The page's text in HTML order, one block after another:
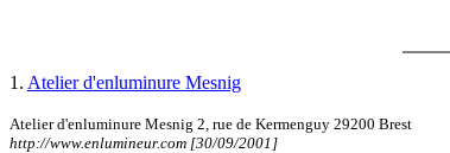
1. Atelier d'enluminure Mesnig
Atelier d'enluminure Mesnig 2, rue de Kermenguy 29200 Brest
http://www.enlumineur.com [30/09/2001]